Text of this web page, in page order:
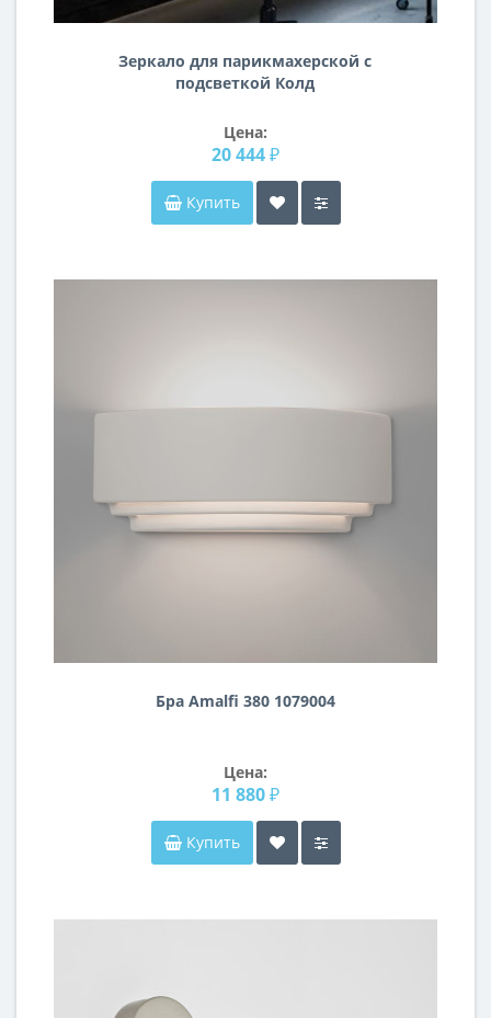
Зеркало для парикмахерской с
подсветкой Колд
Цена:
20 444 ₽
Купить
Бра Amalfi 380 1079004
Цена:
11 880 ₽
Купить